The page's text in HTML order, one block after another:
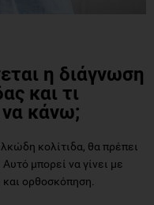
η διάγνωση
και τι
να κάνω;
κολίτιδα, θα πρέπει
μπορεί να γίνει με
ορθοσκόπηση.